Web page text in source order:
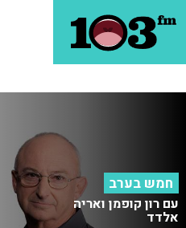
חמש בערב
עם רון קופמן ואריה
אלדד